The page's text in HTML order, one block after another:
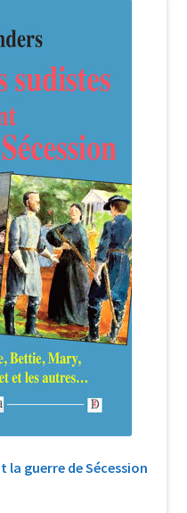
la guerre de Sécession